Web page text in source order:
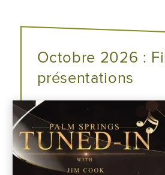
Octobre 2026 :
présentations